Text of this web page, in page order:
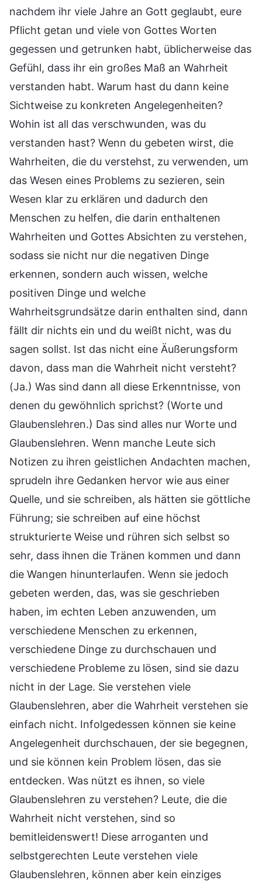
nachdem ihr viele Jahre an Gott geglaubt, eure
Pflicht getan und viele von Gottes Worten
gegessen und getrunken habt, üblicherweise das
Gefühl, dass ihr ein großes Maß an Wahrheit
verstanden habt. Warum hast du dann keine
Sichtweise zu konkreten Angelegenheiten?
Wohin ist all das verschwunden, was du
verstanden hast? Wenn du gebeten wirst, die
Wahrheiten, die du verstehst, zu verwenden, um
das Wesen eines Problems zu sezieren, sein
Wesen klar zu erklären und dadurch den
Menschen zu helfen, die darin enthaltenen
Wahrheiten und Gottes Absichten zu verstehen,
sodass sie nicht nur die negativen Dinge
erkennen, sondern auch wissen, welche
positiven Dinge und welche
Wahrheitsgrundsätze darin enthalten sind, dann
fällt dir nichts ein und du weißt nicht, was du
sagen sollst. Ist das nicht eine Äußerungsform
davon, dass man die Wahrheit nicht versteht?
(Ja.) Was sind dann all diese Erkenntnisse, von
denen du gewöhnlich sprichst? (Worte und
Glaubenslehren.) Das sind alles nur Worte und
Glaubenslehren. Wenn manche Leute sich
Notizen zu ihren geistlichen Andachten machen,
sprudeln ihre Gedanken hervor wie aus einer
Quelle, und sie schreiben, als hätten sie göttliche
Führung; sie schreiben auf eine höchst
strukturierte Weise und rühren sich selbst so
sehr, dass ihnen die Tränen kommen und dann
die Wangen hinunterlaufen. Wenn sie jedoch
gebeten werden, das, was sie geschrieben
haben, im echten Leben anzuwenden, um
verschiedene Menschen zu erkennen,
verschiedene Dinge zu durchschauen und
verschiedene Probleme zu lösen, sind sie dazu
nicht in der Lage. Sie verstehen viele
Glaubenslehren, aber die Wahrheit verstehen sie
einfach nicht. Infolgedessen können sie keine
Angelegenheit durchschauen, der sie begegnen,
und sie können kein Problem lösen, das sie
entdecken. Was nützt es ihnen, so viele
Glaubenslehren zu verstehen? Leute, die die
Wahrheit nicht verstehen, sind so
bemitleidenswert! Diese arroganten und
selbstgerechten Leute verstehen viele
Glaubenslehren, können aber kein einziges